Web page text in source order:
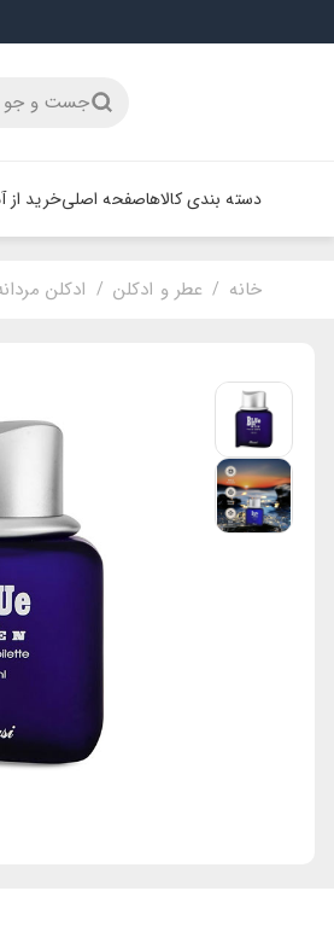
جست و جو
دسته بندی کالاهاصفحه اصلیخرید از
خانه / عطر و ادکلن / ادکلن